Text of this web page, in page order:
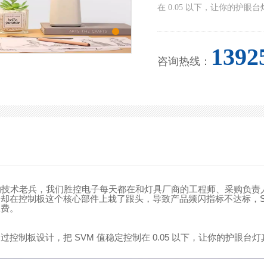
在 0.05 以下，让你的护眼台
咨询热线：
术老兵，我们胜控电子每天都在和灯具厂商的工程师、采购负责
在控制板这个核心部件上栽了跟头，导致产品频闪指标不达标，
。
控制板设计，把 SVM 值稳定控制在 0.05 以下，让你的护眼台